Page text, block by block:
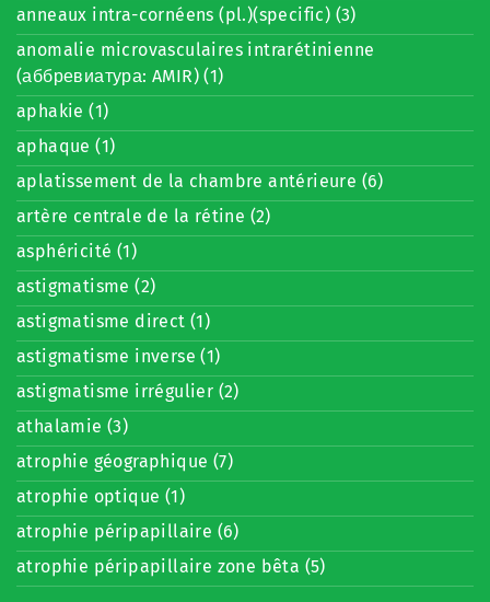
anneaux intra-cornéens (pl.)(specific) (3)
anomalie microvasculaires intrarétinienne
(аббревиатура: AMIR) (1)
aphakie (1)
aphaque (1)
aplatissement de la chambre antérieure (6)
artère centrale de la rétine (2)
asphéricité (1)
astigmatisme (2)
astigmatisme direct (1)
astigmatisme inverse (1)
astigmatisme irrégulier (2)
athalamie (3)
atrophie géographique (7)
atrophie optique (1)
atrophie péripapillaire (6)
atrophie péripapillaire zone bêta (5)